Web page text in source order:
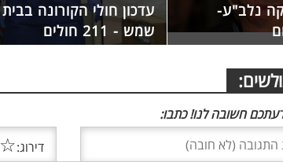
נלב"ע-
עדכון חולי הקורונה בבית
שמש - 211 חולים
חשובה לנו! כתבו:
דירוג:☆